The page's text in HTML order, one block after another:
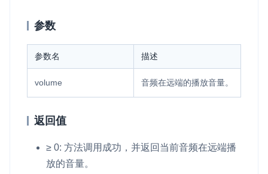
参数
参数名 描述
volume 音频在远端的播放音量。
返回值
≥ 0: 方法调用成功，并返回当前音频在远端播
放的音量。